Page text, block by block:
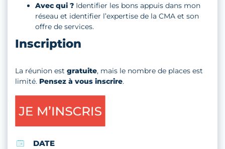
Avec qui ? Identifier les bons appuis dans mon
réseau et identifier l’expertise de la CMA et son
offre de services.
Inscription
La réunion est gratuite, mais le nombre de places est
limité. Pensez à vous inscrire.
DATE